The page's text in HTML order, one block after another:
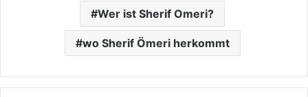
Wer ist Sherif Omeri?
wo Sherif Ömeri herkommt